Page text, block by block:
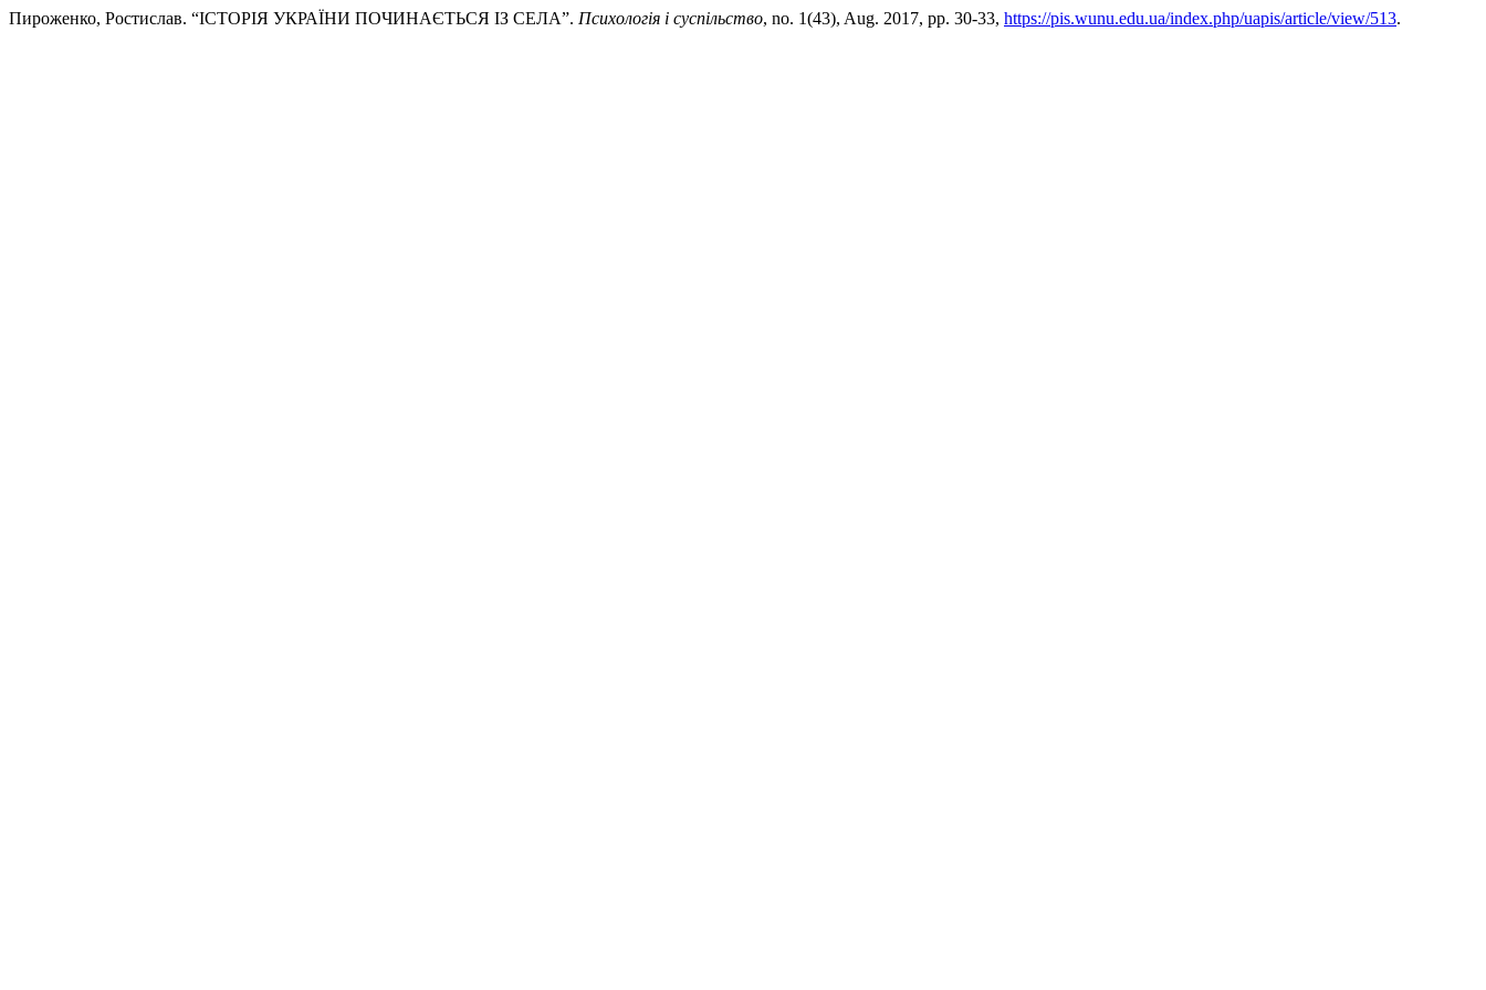
Пироженко, Ростислав. “ІСТОРІЯ УКРАЇНИ ПОЧИНАЄТЬСЯ ІЗ СЕЛА”. Психологія і суспільство, no. 1(43), Aug. 2017, pp. 30-33, https://pis.wunu.edu.ua/index.php/uapis/article/view/513.